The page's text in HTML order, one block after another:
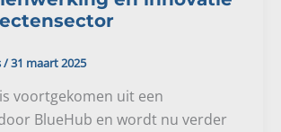
/31 maart 2025
voortgekomen uit een
BlueHub en wordt nu verder